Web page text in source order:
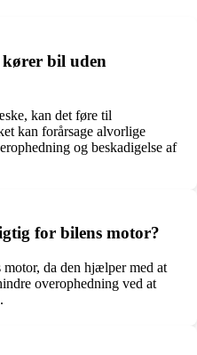
bil uden
kan det føre til
kan forårsage alvorlige
og beskadigelse af
for bilens motor?
da den hjælper med at
overophedning ved at